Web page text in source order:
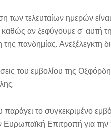
τελευταίων ημερών είναι
αν ξεφύγουμε σ’ αυτή
πανδημίας: Ανεξέλεγκτη
του εμβολίου της
παράγει το συγκεκριμένο
Επιτροπή για την